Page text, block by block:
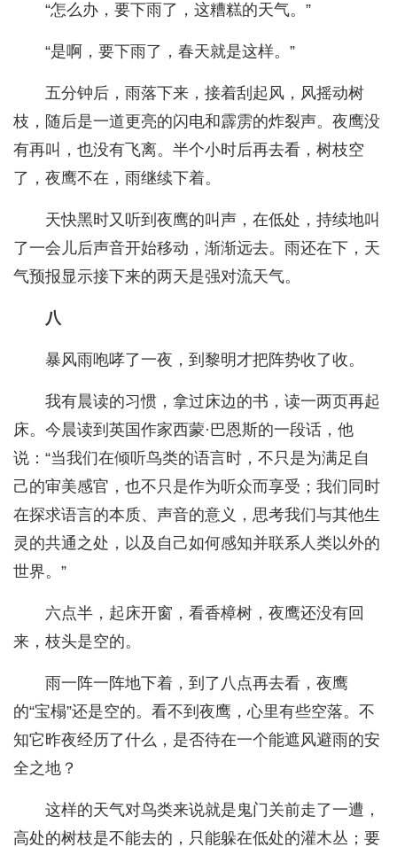
“怎么办，要下雨了，这糟糕的天气。”
“是啊，要下雨了，春天就是这样。”
五分钟后，雨落下来，接着刮起风，风摇动树
枝，随后是一道更亮的闪电和霹雳的炸裂声。夜鹰没
有再叫，也没有飞离。半个小时后再去看，树枝空
了，夜鹰不在，雨继续下着。
天快黑时又听到夜鹰的叫声，在低处，持续地叫
了一会儿后声音开始移动，渐渐远去。雨还在下，天
气预报显示接下来的两天是强对流天气。
八
暴风雨咆哮了一夜，到黎明才把阵势收了收。
我有晨读的习惯，拿过床边的书，读一两页再起
床。今晨读到英国作家西蒙·巴恩斯的一段话，他
说：“当我们在倾听鸟类的语言时，不只是为满足自
己的审美感官，也不只是作为听众而享受；我们同时
在探求语言的本质、声音的意义，思考我们与其他生
灵的共通之处，以及自己如何感知并联系人类以外的
世界。”
六点半，起床开窗，看香樟树，夜鹰还没有回
来，枝头是空的。
雨一阵一阵地下着，到了八点再去看，夜鹰
的“宝榻”还是空的。看不到夜鹰，心里有些空落。不
知它昨夜经历了什么，是否待在一个能遮风避雨的安
全之地？
这样的天气对鸟类来说就是鬼门关前走了一遭，
高处的树枝是不能去的，只能躲在低处的灌木丛；要